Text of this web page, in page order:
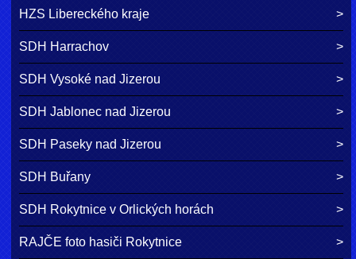
HZS Libereckého kraje
SDH Harrachov
SDH Vysoké nad Jizerou
SDH Jablonec nad Jizerou
SDH Paseky nad Jizerou
SDH Buřany
SDH Rokytnice v Orlických horách
RAJČE foto hasiči Rokytnice